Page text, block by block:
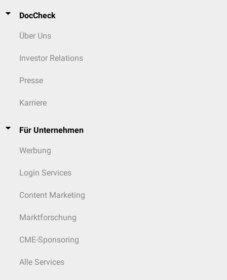
DocCheck
Über Uns
Investor Relations
Presse
Karriere
Für Unternehmen
Werbung
Login Services
Content Marketing
Marktforschung
CME-Sponsoring
Alle Services